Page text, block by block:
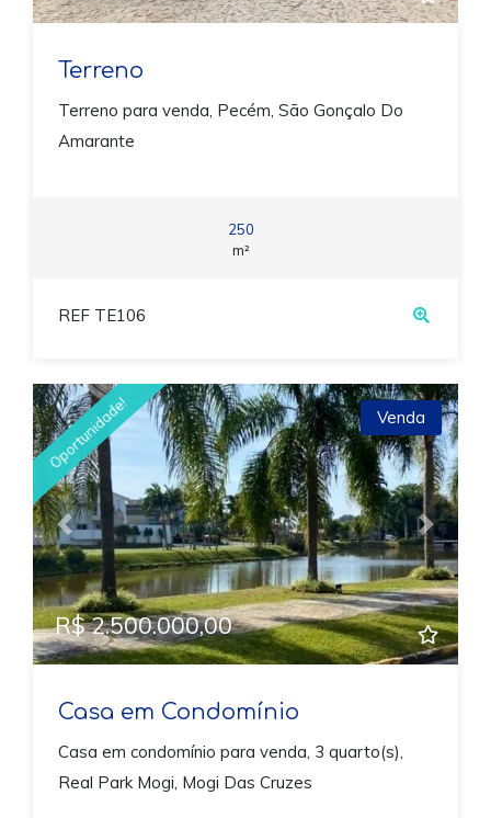
Terreno
Terreno para venda, Pecém, São Gonçalo Do
Amarante
250
m²
REF TE106
Previous Next
Oportunidade! Venda
R$ 2.500.000,00
Casa em Condomínio
Casa em condomínio para venda, 3 quarto(s),
Real Park Mogi, Mogi Das Cruzes